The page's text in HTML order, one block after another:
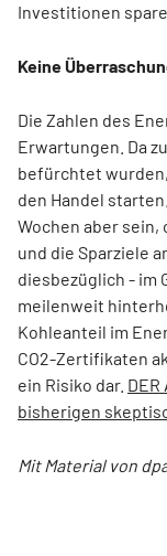
Investitionen
Keine
Die Zahlen des
Erwartungen. Da
befürchtet
den Handel
Wochen aber sein,
und die Sparziele
diesbezüglich - im
meilenweit
Kohleanteil im
CO2-Zertifikaten
ein Risiko dar.
bisherigen
Mit Material von